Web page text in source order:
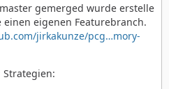
gemerged wurde erstelle
eigenen Featurebranch.
jirkakunze/pcg…mory-